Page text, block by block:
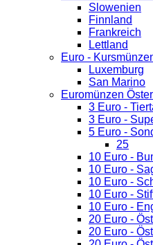
Slowenien
Finnland
Frankreich
Lettland
Euro -
Luxemburg
San Marino
Euromünzen
3 Euro -
3 Euro -
5 Euro -
25
10 Euro -
10 Euro -
10 Euro -
10 Euro -
10 Euro -
20 Euro -
20 Euro -